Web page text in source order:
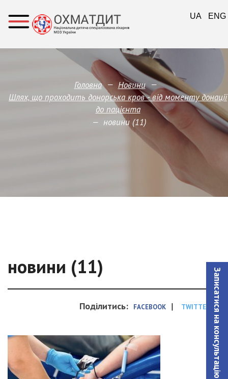
Записатися на консультацiю
Головна — Новини —
Шлях, що проходить донорська кров - від моменту донації
до пацієнта
— новини (11)
новини (11)
Поділитись: FACEBOOK | TWITTER
UA ENG